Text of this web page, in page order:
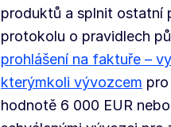
produktů a splnit ostatní
protokolu o pravidlech
prohlášení na faktuře –
kterýmkoli vývozcem
hodnotě 6 000 EUR